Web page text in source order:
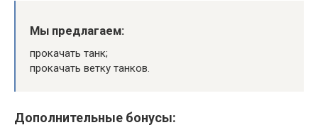
Мы предлагаем:
прокачать танк;
прокачать ветку танков.
Дополнительные бонусы: